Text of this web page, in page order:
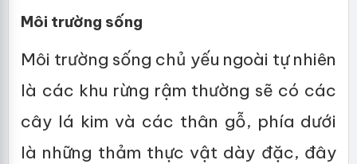
Môi trường sống
Môi trường sống chủ yếu ngoài tự nhiên
là các khu rừng rậm thường sẽ có các
cây lá kim và các thân gỗ, phía dưới
là những thảm thực vật dày đặc, đây